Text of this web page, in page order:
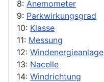
8: Anemometer
9: Parkwirkungsgrad
10: Klasse
11: Messung
12: Windenergieanlage
13: Nacelle
14: Windrichtung